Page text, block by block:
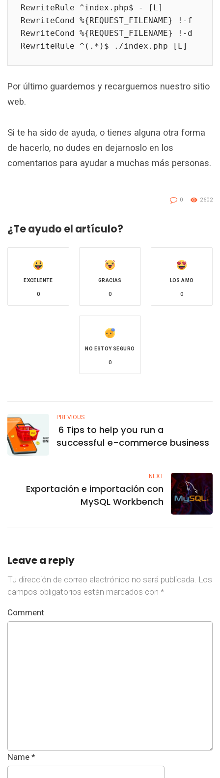
RewriteRule ^index.php$ - [L]
RewriteCond %{REQUEST_FILENAME} !-f
RewriteCond %{REQUEST_FILENAME} !-d
RewriteRule ^(.*)$ ./index.php [L]
Por último guardemos y recarguemos nuestro sitio
web.
Si te ha sido de ayuda, o tienes alguna otra forma
de hacerlo, no dudes en dejarnoslo en los
comentarios para ayudar a muchas más personas.
0 2602
¿Te ayudo el artículo?
EXCELENTE
0
GRACIAS
0
LOS AMO
0
NO ESTOY SEGURO
0
PREVIOUS
6 Tips to help you run a
successful e-commerce business
NEXT
Exportación e importación con
MySQL Workbench
Leave a reply
Tu dirección de correo electrónico no será publicada. Los
campos obligatorios están marcados con *
Comment
Name *